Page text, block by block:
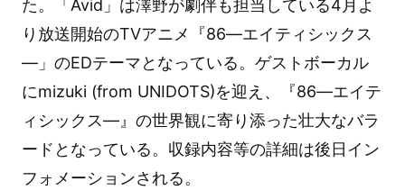
た。「Avid」は澤野が劇伴も担当している4月よ
り放送開始のTVアニメ『86―エイティシックス
―」のEDテーマとなっている。ゲストボーカル
にmizuki (from UNIDOTS)を迎え、『86―エイテ
ィシックス―』の世界観に寄り添った壮大なバラ
ードとなっている。収録内容等の詳細は後日イン
フォメーションされる。